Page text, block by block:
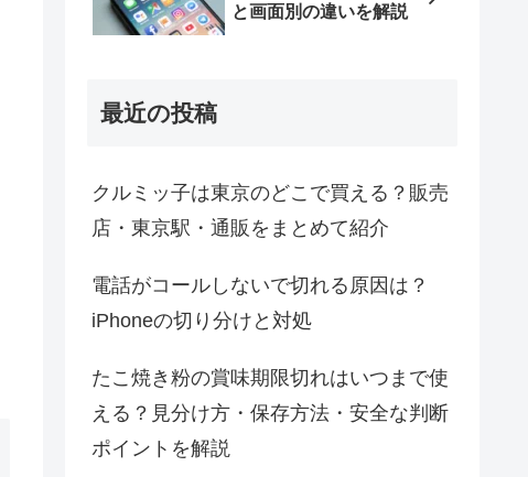
と画面別の違いを解説
最近の投稿
クルミッ子は東京のどこで買える？販売
店・東京駅・通販をまとめて紹介
電話がコールしないで切れる原因は？
iPhoneの切り分けと対処
たこ焼き粉の賞味期限切れはいつまで使
える？見分け方・保存方法・安全な判断
ポイントを解説